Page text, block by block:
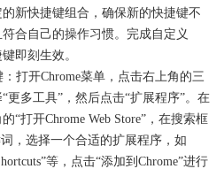
新快捷键组合，确保新的快捷键不
合自己的操作习惯。完成自定义
即刻生效。
打开Chrome菜单，点击右上角的三
更多工具”，然后点击“扩展程序”。在
“打开Chrome Web Store”，在搜索框
，选择一个合适的扩展程序，如
等，点击“添加到Chrome”进行